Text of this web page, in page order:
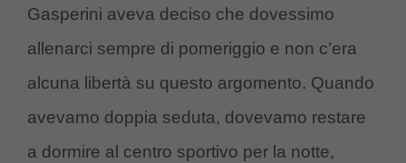
Gasperini aveva deciso che dovessimo
allenarci sempre di pomeriggio e non c’era
alcuna libertà su questo argomento. Quando
avevamo doppia seduta, dovevamo restare
a dormire al centro sportivo per la notte,